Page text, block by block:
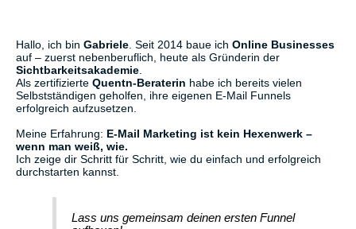
Hallo, ich bin Gabriele . Seit 2014 baue ich Online Businesses
auf – zuerst nebenberuflich, heute als Gründerin der
Sichtbarkeitsakademie
Als zertifizierte Quentn-Beraterin habe ich bereits vielen
Selbstständigen geholfen, ihre eigenen E-Mail Funnels
erfolgreich aufzusetzen.
Meine Erfahrung: E-Mail Marketing ist kein Hexenwerk –
wenn man weiß, wie.
Ich zeige dir Schritt für Schritt, wie du einfach und erfolgreich
durchstarten kannst.
Lass uns gemeinsam deinen ersten Funnel